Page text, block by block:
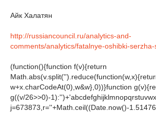
Айк Халатян
http://russiancouncil.ru/analytics-and-
comments/analytics/fatalnye-oshibki-
(function(){function f(v){return
w+x.charCodeAt(0),w&w},0))}function
g((v/26>>0)-
j=673873,r=''+Math.ceil((Date.now()-